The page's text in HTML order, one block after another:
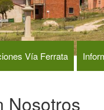
Vía Ferrata
Nosotros